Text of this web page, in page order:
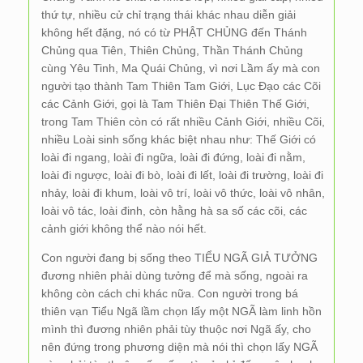
thứ tự, nhiều cử chỉ trạng thái khác nhau diễn giải
không hết đặng, nó có từ PHẬT CHỦNG đến Thánh
Chủng qua Tiên, Thiên Chủng, Thần Thánh Chủng
cùng Yêu Tinh, Ma Quái Chủng, vì nơi Lầm ấy mà con
người tạo thành Tam Thiên Tam Giới, Lục Đạo các Cõi
các Cảnh Giới, gọi là Tam Thiên Đại Thiên Thế Giới,
trong Tam Thiên còn có rất nhiều Cảnh Giới, nhiều Cõi,
nhiều Loài sinh sống khác biệt nhau như: Thế Giới có
loài đi ngang, loài đi ngữa, loài đi đứng, loài đi nằm,
loài đi ngược, loài đi bò, loài đi lết, loài đi trường, loài đi
nhảy, loài đi khum, loài vô trí, loài vô thức, loài vô nhân,
loài vô tác, loài đinh, còn hằng hà sa số các cõi, các
cảnh giới không thể nào nói hết.
Con người đang bị sống theo TIỂU NGÃ GIẢ TƯỞNG
đương nhiên phải dùng tưởng để mà sống, ngoài ra
không còn cách chi khác nữa. Con người trong bá
thiên vạn Tiểu Ngã lầm chọn lấy một NGÃ làm linh hồn
mình thì đương nhiên phải tùy thuộc nơi Ngã ấy, cho
nên đứng trong phương diện mà nói thì chọn lấy NGÃ